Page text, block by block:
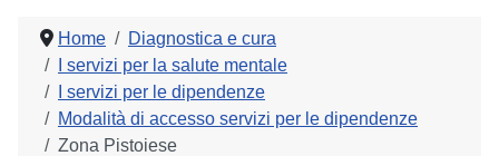
Home
Diagnostica e cura
I servizi per la salute mentale
I servizi per le dipendenze
Modalità di accesso servizi per le dipendenze
Zona Pistoiese